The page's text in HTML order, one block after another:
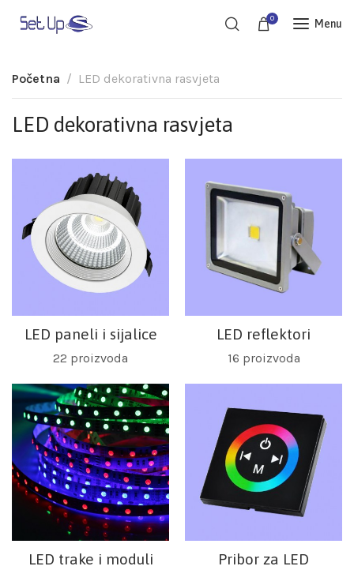
0 Menu
Početna LED dekorativna rasvjeta
LED dekorativna rasvjeta
LED paneli i sijalice
22 proizvoda
LED reflektori
16 proizvoda
LED trake i moduli Pribor za LED